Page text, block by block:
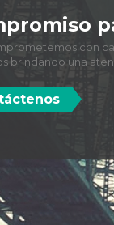
por la